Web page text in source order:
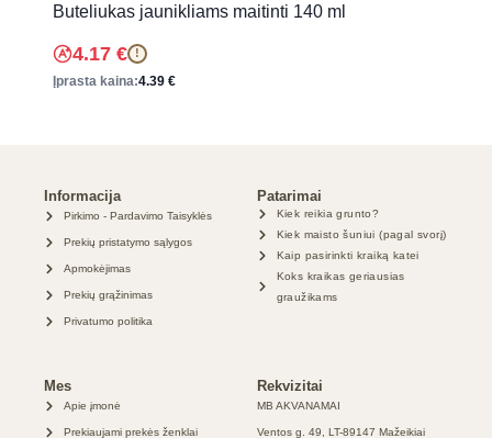
Buteliukas jaunikliams maitinti 140 ml
4.17 € !
Įprasta kaina:4.39 €
Informacija
Pirkimo - Pardavimo Taisyklės
Prekių pristatymo sąlygos
Apmokėjimas
Prekių grąžinimas
Privatumo politika
Patarimai
Kiek reikia grunto?
Kiek maisto šuniui (pagal svorį)
Kaip pasirinkti kraiką katei
Koks kraikas geriausias
graužikams
Mes
Apie įmonė
Prekiaujami prekės ženklai
Rekvizitai
MB AKVANAMAI
Ventos g. 49, LT-89147 Mažeikiai